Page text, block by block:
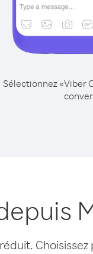
Sélectionnez «Viber